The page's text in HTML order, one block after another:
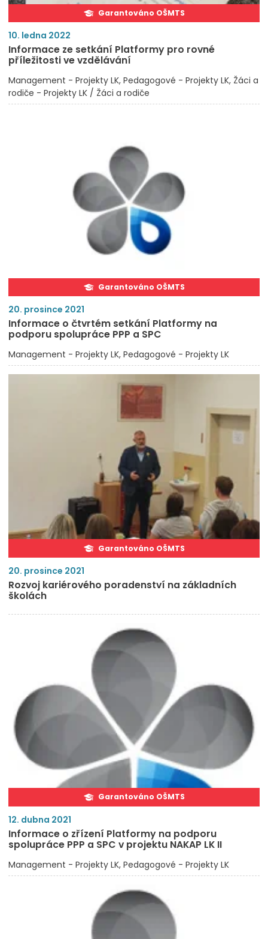
Garantováno OŠMTS
10. ledna 2022
Informace ze setkání Platformy pro rovné
příležitosti ve vzdělávání
Management - Projekty LK Pedagogové - Projekty LK Žáci a
rodiče - Projekty LK / Žáci a rodiče
Garantováno OŠMTS
20. prosince 2021
Informace o čtvrtém setkání Platformy na
podporu spolupráce PPP a SPC
Management - Projekty LK Pedagogové - Projekty LK
Garantováno OŠMTS
20. prosince 2021
Rozvoj kariérového poradenství na základních
školách
Garantováno OŠMTS
12. dubna 2021
Informace o zřízení Platformy na podporu
spolupráce PPP a SPC v projektu NAKAP LK II
Management - Projekty LK Pedagogové - Projekty LK